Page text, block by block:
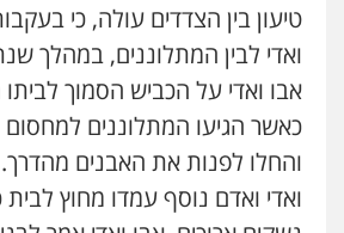
עדי כרמלי – חברת
פלילי כלכלי עורכי דין
0525060666
גיא זהבי משרד עורכי
פלילי משפחה
טיעון בין הצדדים עולה, כי
אבו ואדי על הכביש הסמוך
כאשר הגיעו המתלוננים
והחלו לפנות את האבנים
ואדי ואדם נוסף עמדו מחוץ